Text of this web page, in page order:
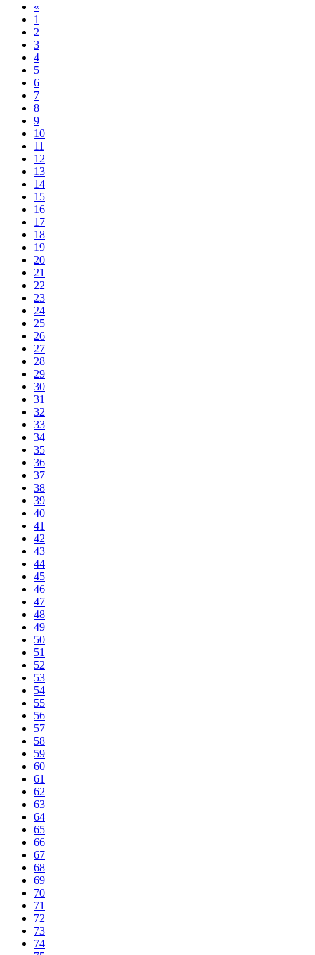
«
1
2
3
4
5
6
7
8
9
10
11
12
13
14
15
16
17
18
19
20
21
22
23
24
25
26
27
28
29
30
31
32
33
34
35
36
37
38
39
40
41
42
43
44
45
46
47
48
49
50
51
52
53
54
55
56
57
58
59
60
61
62
63
64
65
66
67
68
69
70
71
72
73
74